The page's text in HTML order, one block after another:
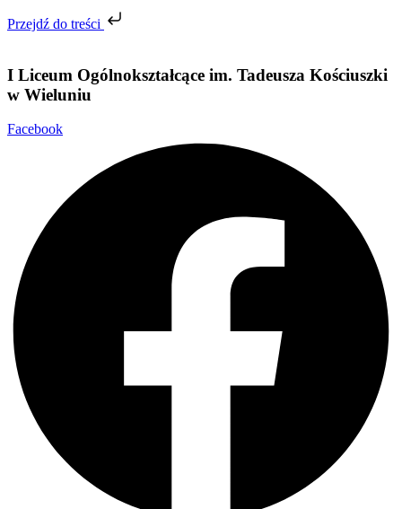
Przejdź do treści
I Liceum Ogólnokształcące im. Tadeusza Kościuszki
w Wieluniu
Facebook